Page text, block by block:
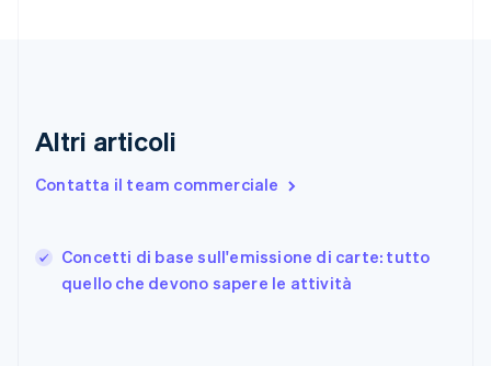
Altri articoli
Contatta il team commerciale
Concetti di base sull'emissione di carte: tutto
quello che devono sapere le attività
Deutsch English
日本語English
Grecia
English